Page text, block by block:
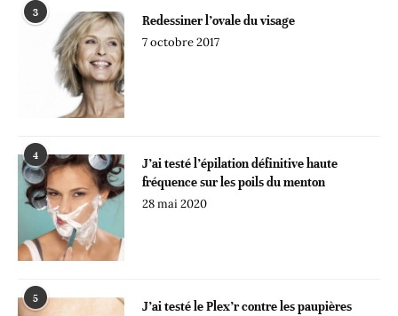
3
Redessiner l’ovale du visage
7 octobre 2017
4
J’ai testé l’épilation définitive haute
fréquence sur les poils du menton
28 mai 2020
5
J’ai testé le Plex’r contre les paupières